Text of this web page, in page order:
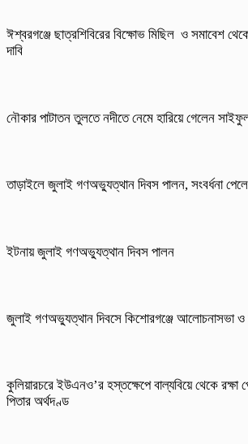
ঈশ্বরগঞ্জে ছাত্রশিবিরের বিক্ষোভ মিছিল ও সমাবেশ
দাবি
নৌকার পাটাতন তুলতে নদীতে নেমে হারিয়ে গেলেন
তাড়াইলে জুলাই গণঅভ্যুত্থান দিবস পালন, সংবর্ধনা
ইটনায় জুলাই গণঅভ্যুত্থান দিবস পালন
জুলাই গণঅভ্যুত্থান দিবসে কিশোরগঞ্জে আলোচনাসভা ও
কুলিয়ারচরে ইউএনও’র হস্তক্ষেপে বাল্যবিয়ে থেকে রক্ষা
পিতার অর্থদণ্ড